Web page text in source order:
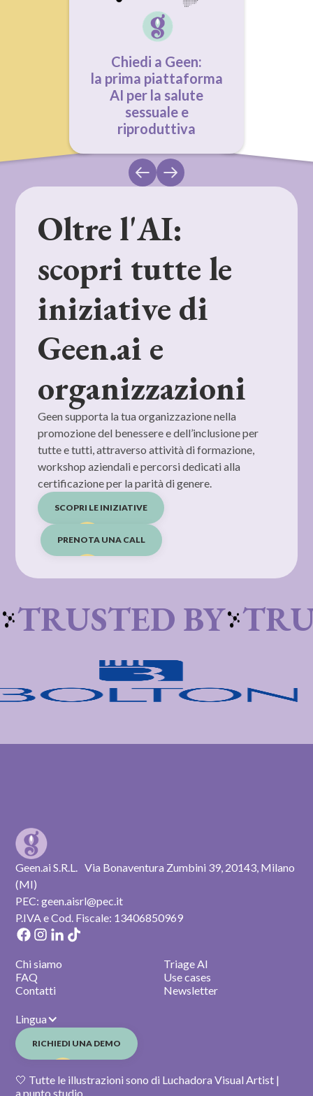
Chiedi a Geen:
la prima piattaforma
AI per la salute
sessuale e
riproduttiva
Oltre l'AI:
scopri tutte le
iniziative di
Geen.ai e
organizzazioni
Geen supporta la tua organizzazione nella
promozione del benessere e dell’inclusione per
tutte e tutti, attraverso attività di formazione,
workshop aziendali e percorsi dedicati alla
certificazione per la parità di genere.
SCOPRI LE INIZIATIVE
PRENOTA UNA CALL
TRUSTED BY
Geen.ai S.R.L. Via Bonaventura Zumbini 39, 20143, Milano
(MI)
PEC: geen.aisrl@pec.it
P.IVA e Cod. Fiscale: 13406850969
Chi siamo
FAQ
Contatti
Triage AI
Use cases
Newsletter
Lingua
RICHIEDI UNA DEMO
🤍 Tutte le illustrazioni sono di Luchadora Visual Artist |
a.punto studio